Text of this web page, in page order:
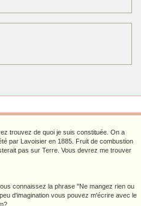
trouvez de quoi je suis constituée. On a
par Lavoisier en 1885. Fruit de combustion
pas sur Terre. Vous devrez me trouver
connaissez la phrase "Ne mangez rien ou
d'imagination vous pouvez m'écrire avec le